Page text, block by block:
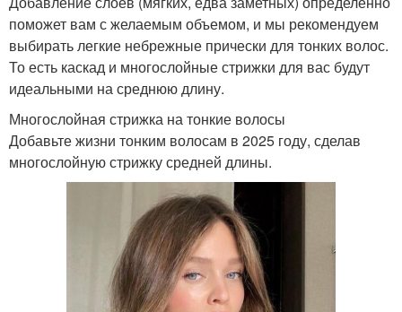
поможет вам с желаемым объемом, и мы рекомендуем
выбирать легкие небрежные прически для тонких волос.
То есть каскад и многослойные стрижки для вас будут
идеальными на среднюю длину.
Многослойная стрижка на тонкие волосы
Добавьте жизни тонким волосам в 2025 году, сделав
многослойную стрижку средней длины.